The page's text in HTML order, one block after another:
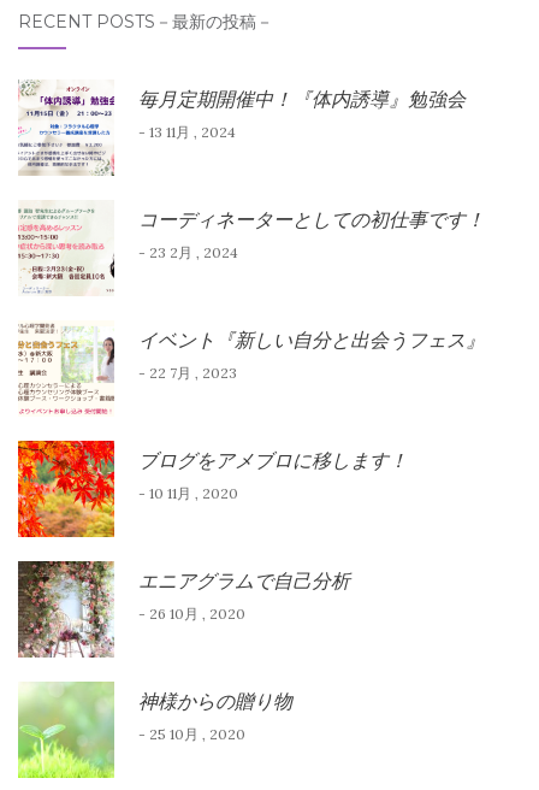
RECENT POSTS－最新の投稿－
毎月定期開催中！『体内誘導』勉強会
- 13 11月 , 2024
コーディネーターとしての初仕事です！
- 23 2月 , 2024
イベント『新しい自分と出会うフェス』
- 22 7月 , 2023
ブログをアメブロに移します！
- 10 11月 , 2020
エニアグラムで自己分析
- 26 10月 , 2020
神様からの贈り物
- 25 10月 , 2020